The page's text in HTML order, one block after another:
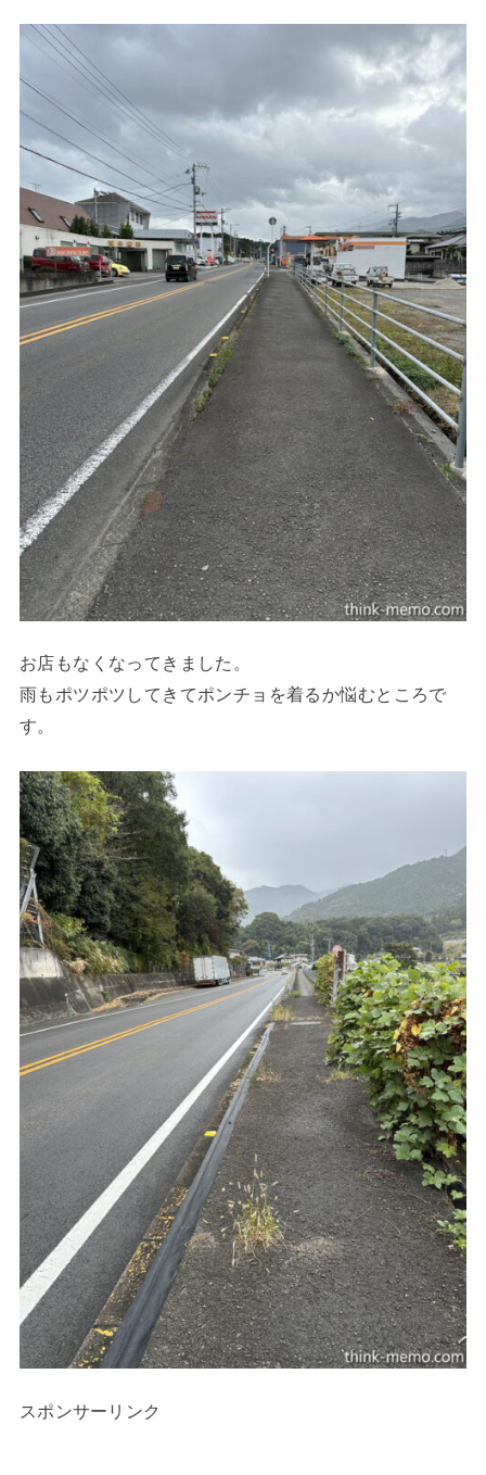
お店もなくなってきました。
雨もポツポツしてきてポンチョを着るか悩むところで
す。
スポンサーリンク